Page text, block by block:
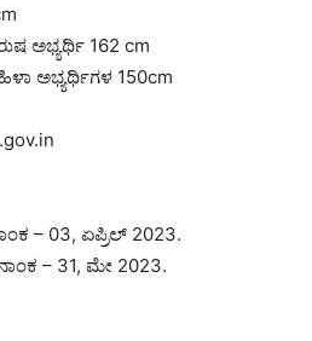
ಅಭ್ಯರ್ಥಿ 162 cm
ಅಭ್ಯರ್ಥಿಗಳ 150cm
– 03, ಏಪ್ರಿಲ್ 2023.
– 31, ಮೇ 2023.